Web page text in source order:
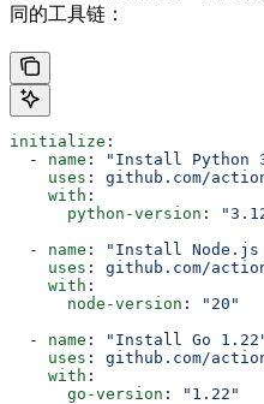
同的工具链：
initialize :
  -
name :
"Install Python
    uses
: github.com/
    with
:
      python-version
:
  -
name :
"Install Node.js
    uses
: github.com/
    with
:
      node-version
:
"20"
  -
name :
"Install Go
    uses
: github.com/
    with
:
      go-version
: "1.22"